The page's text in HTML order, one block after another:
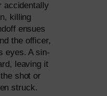
acci­den­tal­ly
kil­ling
ensues
the offi­cer,
eyes. A sin­
lea­ving it
shot or
struck.